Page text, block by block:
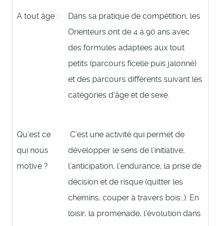
A tout âge :
Dans sa pratique de compétition, les
Orienteurs ont de 4 à 90 ans avec
des formules adaptées aux tout
petits (parcours ficelle puis jalonné)
et des parcours différents suivant les
catégories d’âge et de sexe.
Qu’est ce
qui nous
motive ?
C’est une activité qui permet de
développer le sens de l’initiative,
l’anticipation, l’endurance, la prise de
décision et de risque (quitter les
chemins, couper à travers bois…). En
loisir, la promenade, l’évolution dans